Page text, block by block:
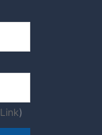
Link)